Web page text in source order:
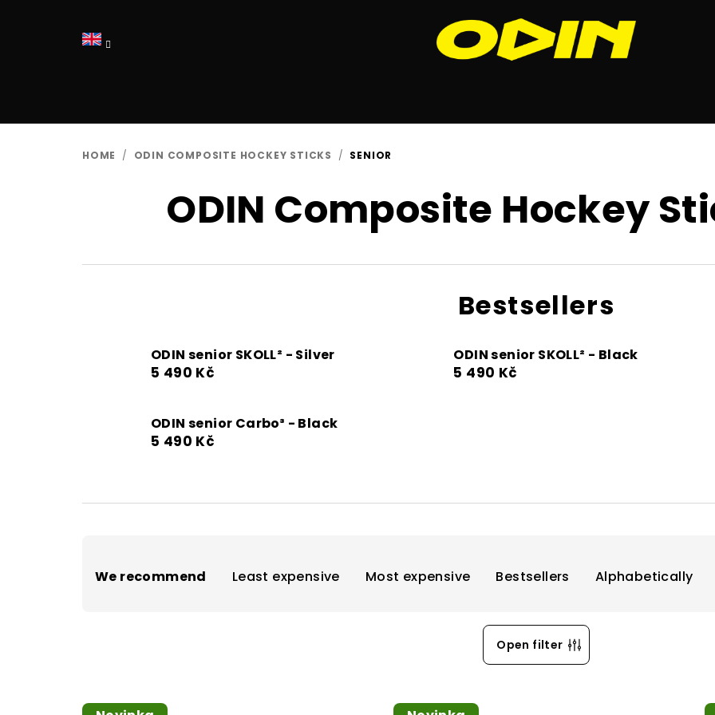
HOME / ODIN COMPOSITE HOCKEY STICKS / SENIOR
ODIN Composite Hockey
Bestsellers
ODIN senior SKOLL² - Silver
5 490 Kč
ODIN senior SKOLL² - Black
5 490 Kč
ODIN senior Carbo³ - Black
5 490 Kč
c
We recommend Least expensive Most expensive Bestsellers Alphabetically
Open filter
L